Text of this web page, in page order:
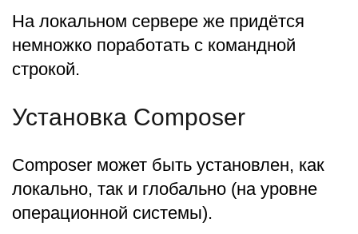
На локальном сервере же придётся
немножко поработать с командной
строкой.
Установка Composer
Composer может быть установлен, как
локально, так и глобально (на уровне
операционной системы).